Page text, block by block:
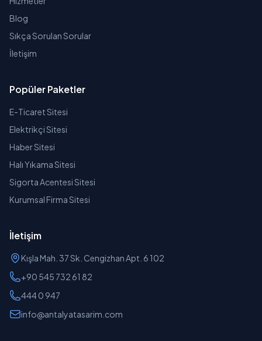
Blog
Sıkça Sorulan Sorular
İletişim
Popüler Paketler
E-Ticaret Sitesi
Elektrikçi Sitesi
Haber Sitesi
Halı Yıkama Sitesi
Sigorta Acentesi Sitesi
Kurumsal Firma Sitesi
İletişim
Kışla Mah. 37 Sk. Cengizhan Apt. 6 102
+90 545 732 61 82
444 0 947
info@antalyatasarim.com